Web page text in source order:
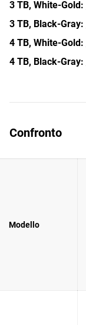
3 TB, White-Gold:
3 TB, Black-Gray:
4 TB, White-Gold:
4 TB, Black-Gray:
Confronto
Modello